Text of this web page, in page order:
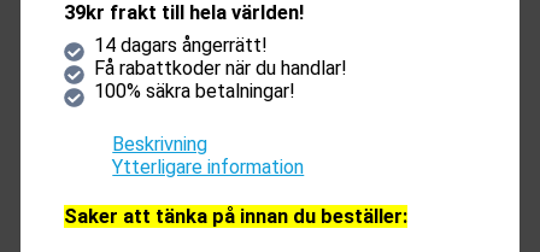
39kr frakt till hela världen!
14 dagars ångerrätt!
Få rabattkoder när du handlar!
100% säkra betalningar!
Beskrivning
Ytterligare information
Saker att tänka på innan du beställer: